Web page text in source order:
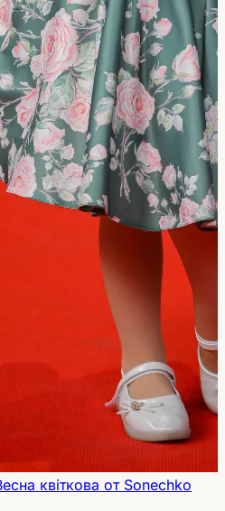
квіткова от Sonechko